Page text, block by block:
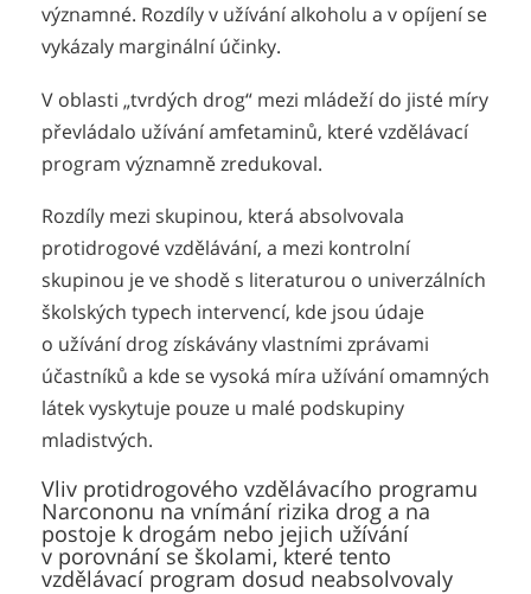
významné. Rozdíly v užívání alkoholu a v opíjení se
vykázaly marginální účinky.
V oblasti „tvrdých drog“ mezi mládeží do jisté míry
převládalo užívání amfetaminů, které vzdělávací
program významně zredukoval.
Rozdíly mezi skupinou, která absolvovala
protidrogové vzdělávání, a mezi kontrolní
skupinou je ve shodě s literaturou o univerzálních
školských typech intervencí, kde jsou údaje
o užívání drog získávány vlastními zprávami
účastníků a kde se vysoká míra užívání omamných
látek vyskytuje pouze u malé podskupiny
mladistvých.
Vliv protidrogového vzdělávacího programu
Narcononu na vnímání rizika drog a na
postoje k drogám nebo jejich užívání
v porovnání se školami, které tento
vzdělávací program dosud neabsolvovaly